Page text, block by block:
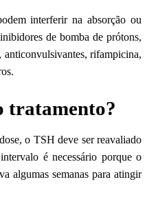
interferir na absorção ou
de bomba de prótons,
anticonvulsivantes, rifampicina,
tratamento?
o TSH deve ser reavaliado
é necessário porque o
algumas semanas para atingir